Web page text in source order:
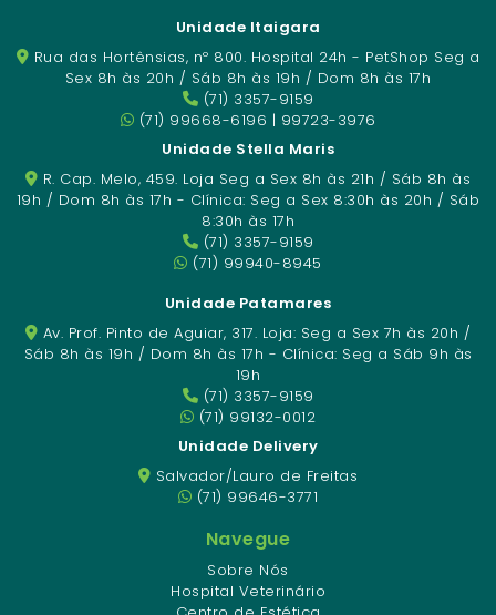
Unidade Itaigara
Rua das Hortênsias, nº 800. Hospital 24h - PetShop Seg a
Sex 8h às 20h / Sáb 8h às 19h / Dom 8h às 17h
(71) 3357-9159
(71) 99668-6196 | 99723-3976
Unidade Stella Maris
R. Cap. Melo, 459. Loja Seg a Sex 8h às 21h / Sáb 8h às
19h / Dom 8h às 17h - Clínica: Seg a Sex 8:30h às 20h / Sáb
8:30h às 17h
(71) 3357-9159
(71) 99940-8945
Unidade Patamares
Av. Prof. Pinto de Aguiar, 317. Loja: Seg a Sex 7h às 20h /
Sáb 8h às 19h / Dom 8h às 17h - Clínica: Seg a Sáb 9h às
19h
(71) 3357-9159
(71) 99132-0012
Unidade Delivery
Salvador/Lauro de Freitas
(71) 99646-3771
Navegue
Sobre Nós
Hospital Veterinário